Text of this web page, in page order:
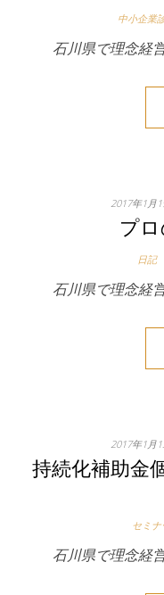
中小企業
石川県で理念経
2017年1月
プ
日記
石川県で理念経
2017年1月
持続化補助金
セミ
石川県で理念経